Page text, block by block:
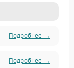
Подробнее →
Подробнее →